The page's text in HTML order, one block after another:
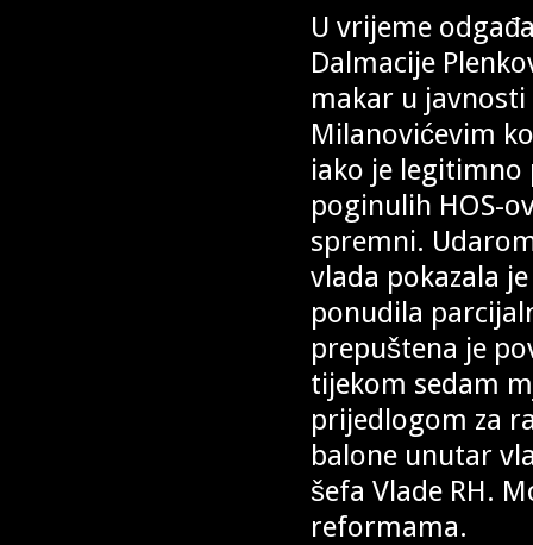
U vrijeme
Dalmacije
makar u
Milanovićevim
iako je legitimno
poginulih HOS-
spremni.
vlada pokazala
ponudila
prepuštena je
tijekom sedam
prijedlogom za
balone unutar
šefa Vlade RH.
reformama.